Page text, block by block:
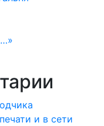
и в сети